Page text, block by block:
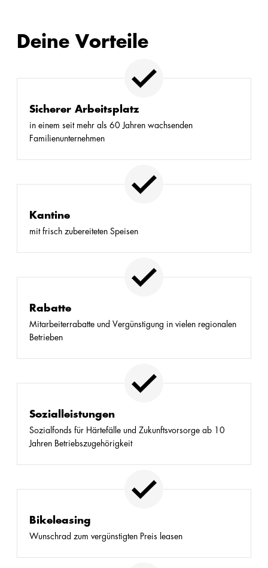
Deine Vorteile
Sicherer Arbeitsplatz
in einem seit mehr als 60 Jahren wachsenden
Familienunternehmen
Kantine
mit frisch zubereiteten Speisen
Rabatte
Mitarbeiterrabatte und Vergünstigung in vielen regionalen
Betrieben
Sozialleistungen
Sozialfonds für Härtefälle und Zukunftsvorsorge ab 10
Jahren Betriebszugehörigkeit
Bikeleasing
Wunschrad zum vergünstigten Preis leasen